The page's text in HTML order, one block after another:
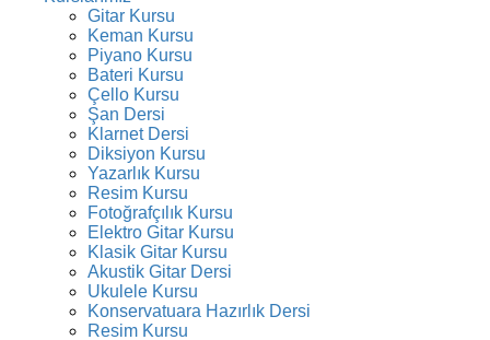
Gitar Kursu
Keman Kursu
Piyano Kursu
Bateri Kursu
Çello Kursu
Şan Dersi
Klarnet Dersi
Diksiyon Kursu
Yazarlık Kursu
Resim Kursu
Fotoğrafçılık Kursu
Elektro Gitar Kursu
Klasik Gitar Kursu
Akustik Gitar Dersi
Ukulele Kursu
Konservatuara Hazırlık Dersi
Resim Kursu